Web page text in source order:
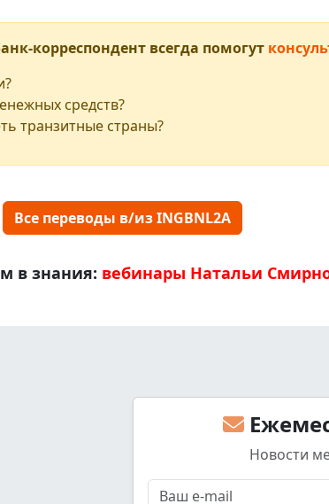
корреспондент всегда помогут
средств?
транзитные страны?
Все переводы в/из INGBNL2A
в знания: вебинары Натальи
Новости